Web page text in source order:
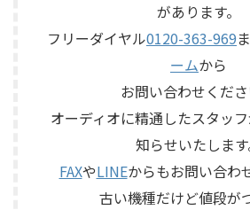
前に見てほしい」とご相談い
ただいたものです。 KORG SE-
ログエコーならではの揺らぎ
や質感を楽しめる機材です。査
定では、通電状態、音出し、
テープ走行、録音・再生ヘッ
ド、エコー音の出方、各入力端
子、出力端子、外部コントロ ...
替、
位相
ォノ
ード
接続
ョン
有無
しま
があります。
フリーダイヤル0120-363-969
ームから
お問い合わせくださ
オーディオに精通したスタッ
知らせいたします
FAXやLINEからもお問い合わ
古い機種だけど値段が